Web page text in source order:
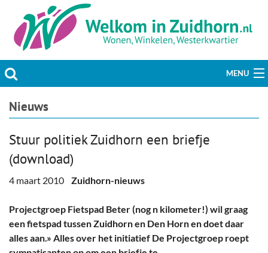
MENU
Actueel
Welzijn & Maatschappij
Bedrijven
Prikbord & Aanbiedingen
Plaats bericht
Nieuws
Stuur politiek Zuidhorn een briefje
(download)
4 maart 2010 Zuidhorn-nieuws
Projectgroep Fietspad Beter (nog n kilometer!) wil graag
een fietspad tussen Zuidhorn en Den Horn en doet daar
alles aan.» Alles over het initiatief De Projectgroep roept